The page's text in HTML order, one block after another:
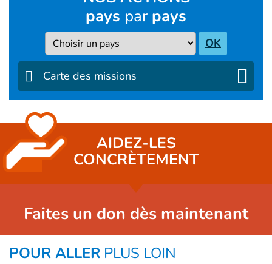
pays par pays
Pays OK
Carte des missions
AIDEZ-LES
CONCRÈTEMENT
Faites un don dès maintenant
POUR ALLER PLUS LOIN